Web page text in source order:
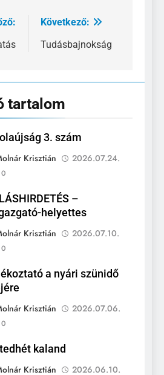
Következő:
Tudásbajnokság
tartalom
3. szám
Krisztián
2026.07.24.
0
–
helyettes
Krisztián
2026.07.10.
0
a nyári szünidő
Krisztián
2026.07.06.
0
kaland
Krisztián
2026.06.10.